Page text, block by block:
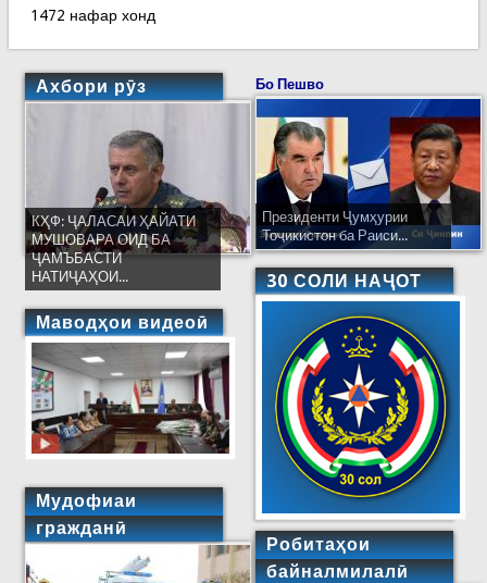
1472 нафар хонд
Ахбори рӯз
КҲФ: ҶАЛАСАИ ҲАЙАТИ
МУШОВАРА ОИД БА
ҶАМЪБАСТИ
НАТИҶАҲОИ...
Маводҳои видеоӣ
Мудофиаи
гражданӣ
Бо Пешво
Президенти Ҷумҳурии
Тоҷикистон ба Раиси...
30 СОЛИ НАҶОТ
Робитаҳои
байналмилалӣ